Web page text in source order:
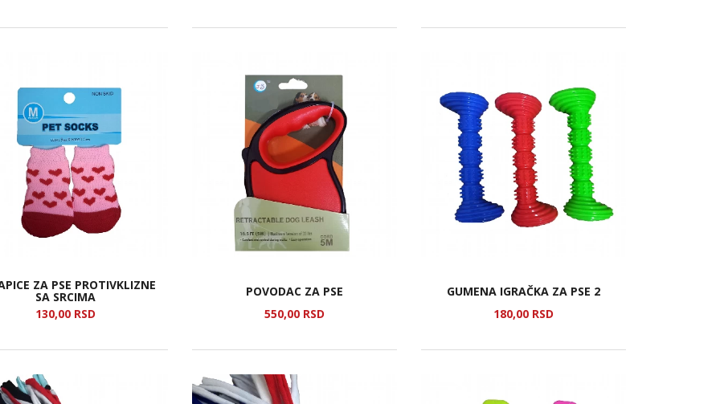
ZA PSE PROTIVKLIZNE
SA SRCIMA
130,00 RSD
POVODAC ZA PSE
550,00 RSD
GUMENA IGRAČKA ZA PSE 2
180,00 RSD